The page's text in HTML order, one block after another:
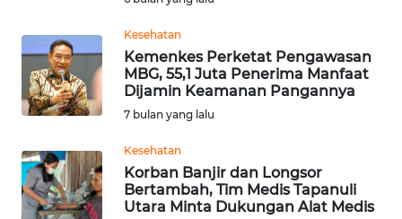
Kesehatan
Kemenkes Perketat Pengawasan
MBG, 55,1 Juta Penerima Manfaat
Dijamin Keamanan Pangannya
7 bulan yang lalu
Kesehatan
Korban Banjir dan Longsor
Bertambah, Tim Medis Tapanuli
Utara Minta Dukungan Alat Medis
MEDIA
SIBER
REDAKSI
KARIR
DISCLAIMER